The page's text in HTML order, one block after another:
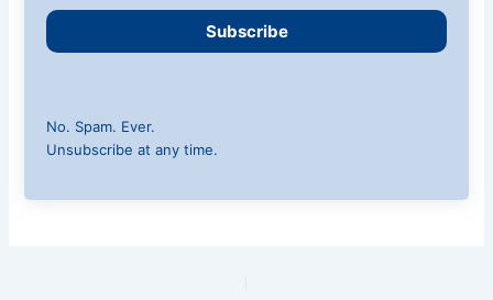
Subscribe
No. Spam. Ever.
Unsubscribe at any time.